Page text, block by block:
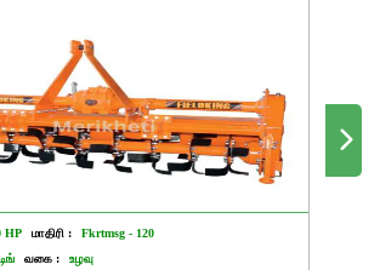
HP மாதிரி :
Fkrtmsg - 120
வகை : உழவு